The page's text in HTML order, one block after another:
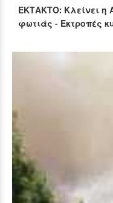
ΕΚΤΑΚΤΟ: Κλείνει η
φωτιάς - Εκτροπές